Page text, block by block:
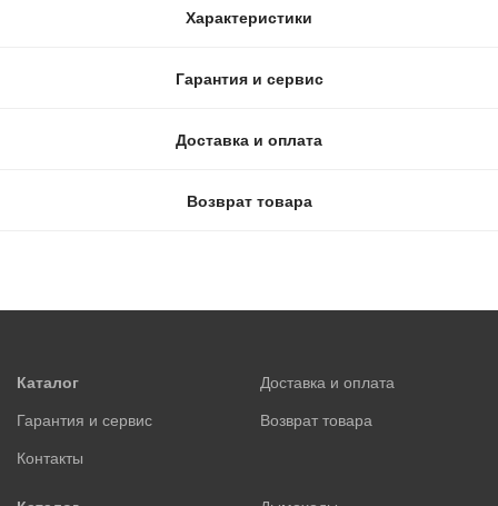
Характеристики
Гарантия и сервис
Доставка и оплата
Возврат товара
Каталог
Доставка и оплата
Гарантия и сервис
Возврат товара
Контакты